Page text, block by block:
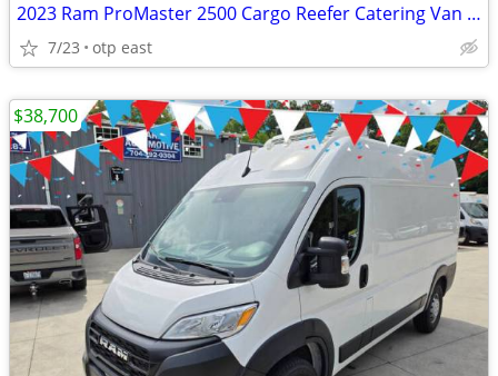
2023 Ram ProMaster 2500 Cargo Reefer Catering Van Thermo King V320
7/23 otp east
$38,700